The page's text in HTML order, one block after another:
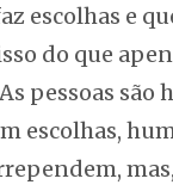
escolhas e
do que
pessoas são
escolhas,